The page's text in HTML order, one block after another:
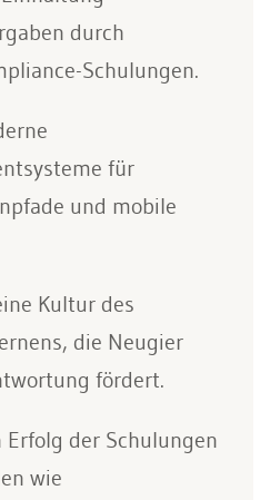
durch
Schulungen.
für
und mobile
Kultur des
die Neugier
fördert.
Erfolg der Schulungen
wie